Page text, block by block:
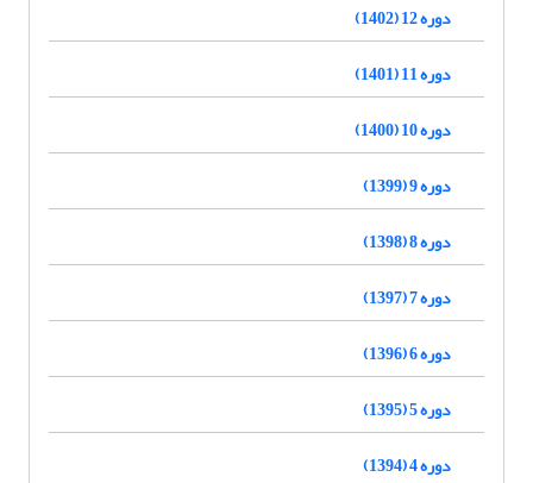
دوره 12 (1402)
دوره 11 (1401)
دوره 10 (1400)
دوره 9 (1399)
دوره 8 (1398)
دوره 7 (1397)
دوره 6 (1396)
دوره 5 (1395)
دوره 4 (1394)